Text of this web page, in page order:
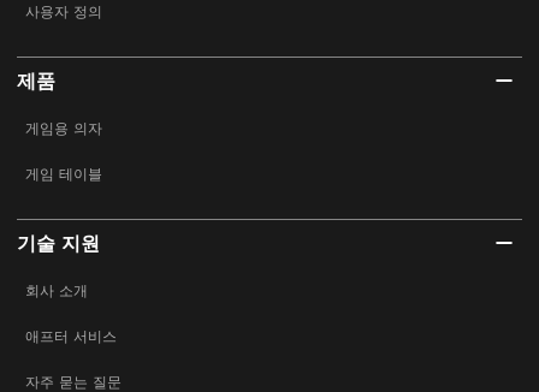
사용자 정의
제품
게임용 의자
게임 테이블
기술 지원
회사 소개
애프터 서비스
자주 묻는 질문